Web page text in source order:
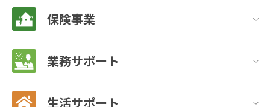
保険事業
業務サポート
生活サポート